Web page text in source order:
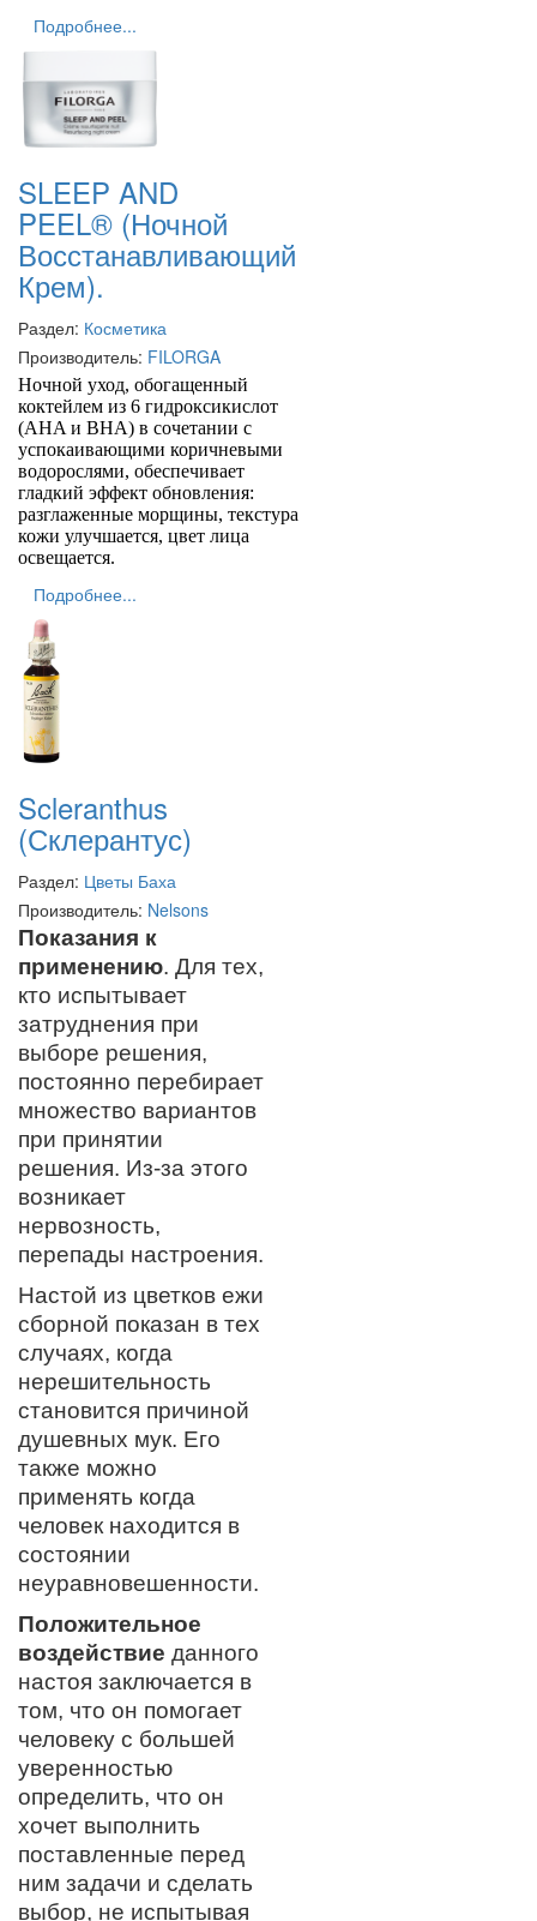
Подробнее...
SLEEP AND
PEEL® (Ночной
Восстанавливающий
Крем).
Раздел: Косметика
Производитель: FILORGA
Ночной уход, обогащенный
коктейлем из 6 гидроксикислот
(AHA и BHA) в сочетании с
успокаивающими коричневыми
водорослями, обеспечивает
гладкий эффект обновления:
разглаженные морщины, текстура
кожи улучшается, цвет лица
освещается.
Подробнее...
Scleranthus
(Склерантус)
Раздел: Цветы Баха
Производитель: Nelsons
Показания к
применению. Для тех,
кто испытывает
затруднения при
выборе решения,
постоянно перебирает
множество вариантов
при принятии
решения. Из-за этого
возникает
нервозность,
перепады настроения.
Настой из цветков ежи
сборной показан в тех
случаях, когда
нерешительность
становится причиной
душевных мук. Его
также можно
применять когда
человек находится в
состоянии
неуравновешенности.
Положительное
воздействие данного
настоя заключается в
том, что он помогает
человеку с большей
уверенностью
определить, что он
хочет выполнить
поставленные перед
ним задачи и сделать
выбор, не испытывая